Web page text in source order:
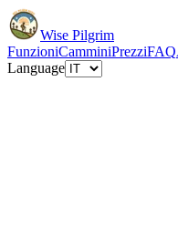
Wise Pilgrim
FunzioniCamminiPrezziFAQ
Language